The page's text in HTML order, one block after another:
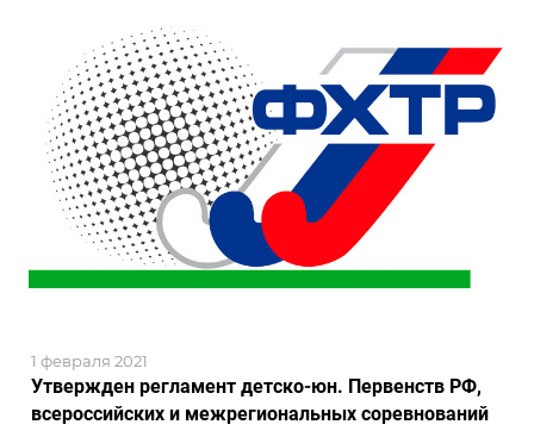
Утвержден регламент детско-юн. Первенств РФ,
всероссийских и межрегиональных соревнований
1 февраля 2021